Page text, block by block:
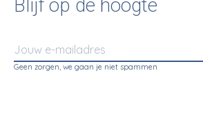
Blijf op de hoogte
Geen zorgen, we gaan je niet spammen